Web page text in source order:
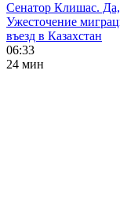
Сенатор Клишас.
Ужесточение
въезд в Казахстан
06:33
24 мин